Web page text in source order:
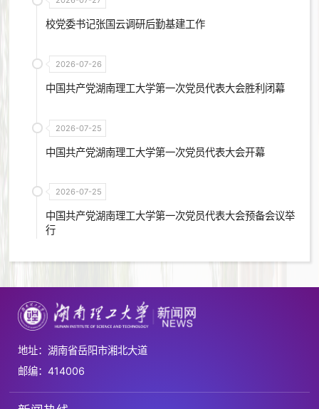
校党委书记张国云调研后勤基建工作
2026-07-26
中国共产党湖南理工大学第一次党员代表大会胜利闭幕
2026-07-25
中国共产党湖南理工大学第一次党员代表大会开幕
2026-07-25
中国共产党湖南理工大学第一次党员代表大会预备会议举
行
地址：湖南省岳阳市湘北大道
邮编：414006